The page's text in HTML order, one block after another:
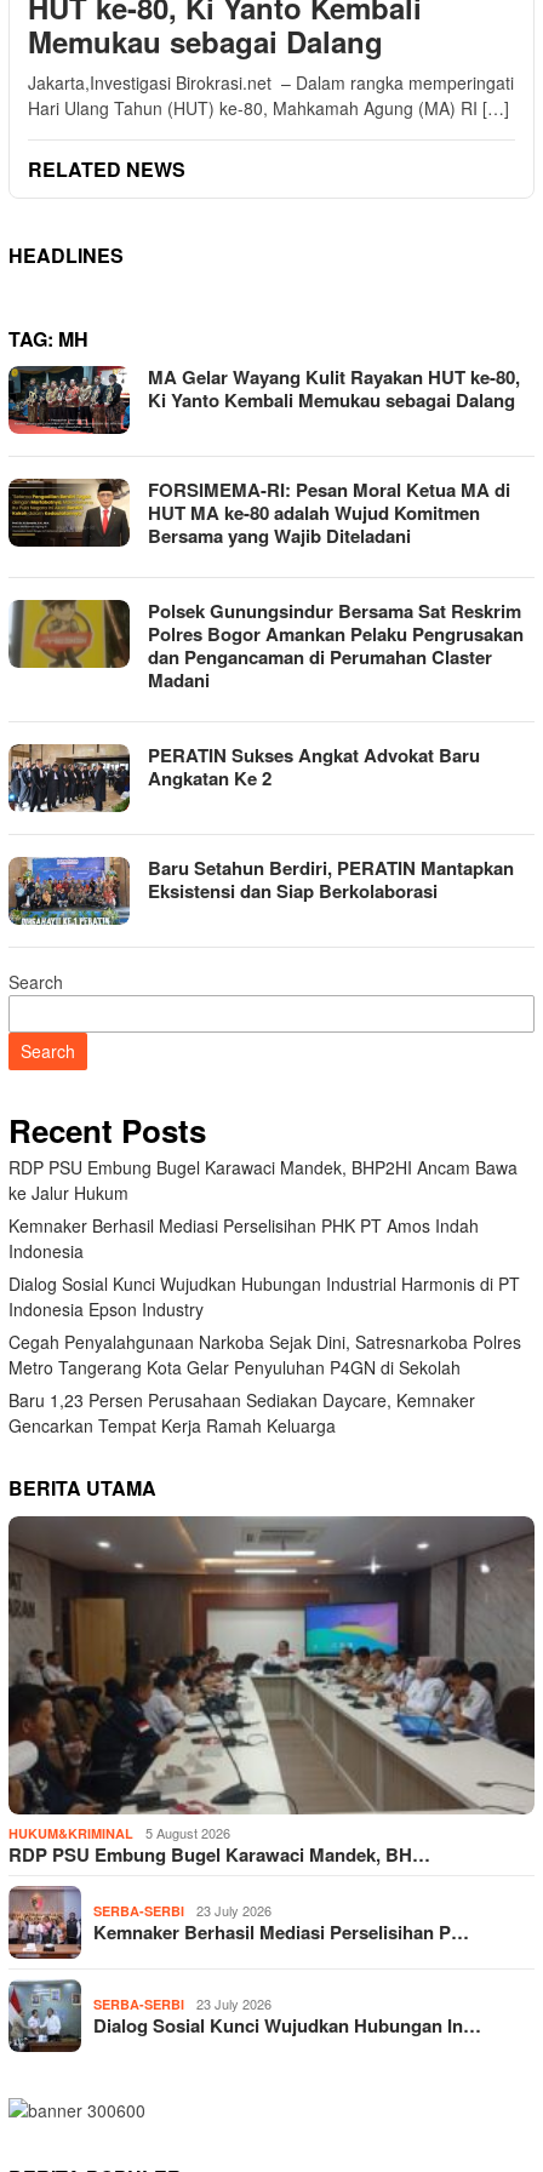
Memukau sebagai Dalang
Jakarta,Investigasi Birokrasi.net – Dalam rangka memperingati
Hari Ulang Tahun (HUT) ke-80, Mahkamah Agung (MA) RI […]
RELATED NEWS
HEADLINES
TAG: MH
MA Gelar Wayang Kulit Rayakan HUT ke-80,
Ki Yanto Kembali Memukau sebagai Dalang
FORSIMEMA-RI: Pesan Moral Ketua MA di
HUT MA ke-80 adalah Wujud Komitmen
Bersama yang Wajib Diteladani
Polsek Gunungsindur Bersama Sat Reskrim
Polres Bogor Amankan Pelaku Pengrusakan
dan Pengancaman di Perumahan Claster
Madani
PERATIN Sukses Angkat Advokat Baru
Angkatan Ke 2
Baru Setahun Berdiri, PERATIN Mantapkan
Eksistensi dan Siap Berkolaborasi
Search
Search
Recent Posts
RDP PSU Embung Bugel Karawaci Mandek, BHP2HI Ancam Bawa
ke Jalur Hukum
Kemnaker Berhasil Mediasi Perselisihan PHK PT Amos Indah
Indonesia
Dialog Sosial Kunci Wujudkan Hubungan Industrial Harmonis di PT
Indonesia Epson Industry
Cegah Penyalahgunaan Narkoba Sejak Dini, Satresnarkoba Polres
Metro Tangerang Kota Gelar Penyuluhan P4GN di Sekolah
Baru 1,23 Persen Perusahaan Sediakan Daycare, Kemnaker
Gencarkan Tempat Kerja Ramah Keluarga
BERITA UTAMA
HUKUM&KRIMINAL 5 August 2026
RDP PSU Embung Bugel Karawaci Mandek, BH…
SERBA-SERBI 23 July 2026
Kemnaker Berhasil Mediasi Perselisihan P…
SERBA-SERBI 23 July 2026
Dialog Sosial Kunci Wujudkan Hubungan In…